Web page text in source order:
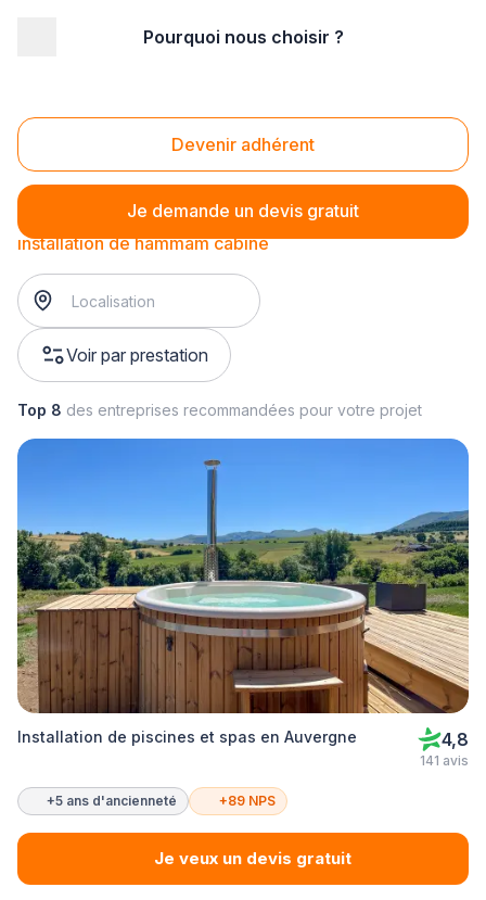
Pourquoi nous choisir ?
Devenir adhérent
Je demande un devis gratuit
Installation de hammam cabine
installation de hammam cabine
Voir par prestation
Top 8 des entreprises recommandées pour votre projet
Installation de piscines et spas en Auvergne 4,8
141 avis
+5 ans d'ancienneté +89 NPS
Je veux un devis gratuit